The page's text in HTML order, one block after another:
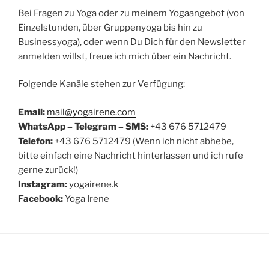
Bei Fragen zu Yoga oder zu meinem Yogaangebot (von
Einzelstunden, über Gruppenyoga bis hin zu
Businessyoga), oder wenn Du Dich für den Newsletter
anmelden willst, freue ich mich über ein Nachricht.
Folgende Kanäle stehen zur Verfügung:
Email: mail@yogairene.com
WhatsApp – Telegram – SMS: +43 676 5712479
Telefon: +43 676 5712479 (Wenn ich nicht abhebe,
bitte einfach eine Nachricht hinterlassen und ich rufe
gerne zurück!)
Instagram:yogairene.k
Facebook:Yoga Irene